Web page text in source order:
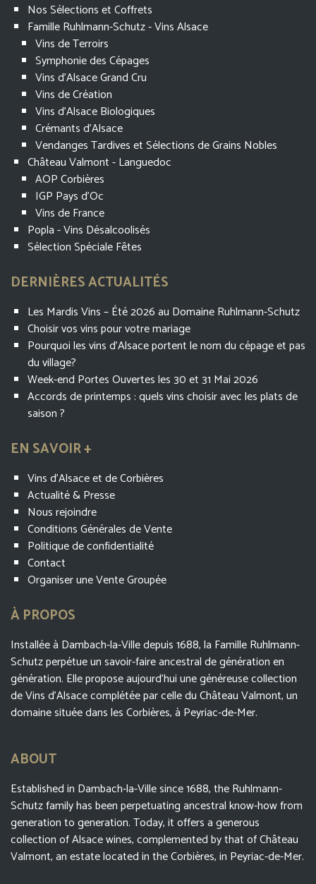
Nos Sélections et Coffrets
Famille Ruhlmann-Schutz - Vins Alsace
Vins de Terroirs
Symphonie des Cépages
Vins d'Alsace Grand Cru
Vins de Création
Vins d'Alsace Biologiques
Crémants d'Alsace
Vendanges Tardives et Sélections de Grains Nobles
Château Valmont - Languedoc
AOP Corbières
IGP Pays d'Oc
Vins de France
Popla - Vins Désalcoolisés
Sélection Spéciale Fêtes
DERNIÈRES ACTUALITÉS
Les Mardis Vins – Été 2026 au Domaine Ruhlmann-Schutz
Choisir vos vins pour votre mariage
Pourquoi les vins d’Alsace portent le nom du cépage et pas
du village?
Week-end Portes Ouvertes les 30 et 31 Mai 2026
Accords de printemps : quels vins choisir avec les plats de
saison ?
EN SAVOIR +
Vins d’Alsace et de Corbières
Actualité & Presse
Nous rejoindre
Conditions Générales de Vente
Politique de confidentialité
Contact
Organiser une Vente Groupée
À PROPOS
Installée à Dambach-la-Ville depuis 1688, la Famille Ruhlmann-
Schutz perpétue un savoir-faire ancestral de génération en
génération. Elle propose aujourd’hui une généreuse collection
de Vins d’Alsace complétée par celle du Château Valmont, un
domaine située dans les Corbières, à Peyriac-de-Mer.
ABOUT
Established in Dambach-la-Ville since 1688, the Ruhlmann-
Schutz family has been perpetuating ancestral know-how from
generation to generation. Today, it offers a generous
collection of Alsace wines, complemented by that of Château
Valmont, an estate located in the Corbières, in Peyriac-de-Mer.